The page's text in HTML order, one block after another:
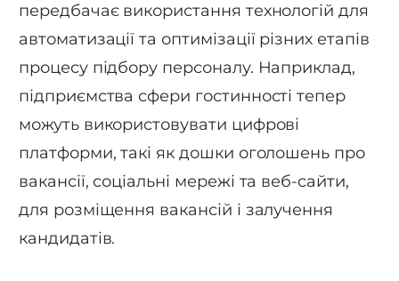
передбачає використання технологій для
автоматизації та оптимізації різних етапів
процесу підбору персоналу. Наприклад,
підприємства сфери гостинності тепер
можуть використовувати цифрові
платформи, такі як дошки оголошень про
вакансії, соціальні мережі та веб-сайти,
для розміщення вакансій і залучення
кандидатів.